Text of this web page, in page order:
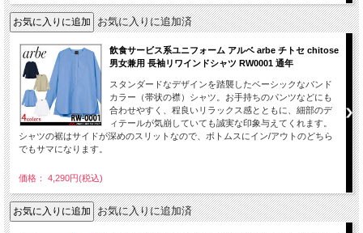
お気に入りに追加済
飲食サービス系ユニフォーム アルベ arbe チトセ chitose
男女兼用 長袖リワインドシャツ RW0001 通年
スタンダードなデザインを踏襲したベーシックなバンド
カラー（帯状の襟）シャツ。お手持ちのパンツなどにも
合わせやすく、程良いリラックス感とともに、細部のデ
ィテールが気崩していても誠実な印象与えてくれます。
シャツの裾はサイドが深めのスリットなので、ボトムスにイン/アウトのどちら
でもサマになります。
価格： 4,290円(税込)
お気に入りに追加済